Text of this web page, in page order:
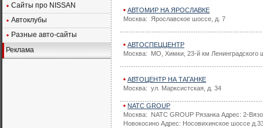
Сайты про NISSAN
Автоклубы
Разные авто-сайты
Реклама
АВТОМИР НА ЯРОСЛАВКЕ
Москва: Ярославское шоссе, д. 7
АВТОСПЕЦЦЕНТР
Москва: МО, Химки, 23-й км Ленинградского
АВТОЦЕНТР НА ТАГАНКЕ
Москва: ул. Марксистская, д. 34
NATC GROUP
Москва: NATC GROUP Рязанка Адрес: 2-
Новокосино Адрес: Носовихинское шоссе